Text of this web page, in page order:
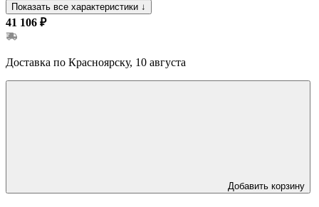
Показать все характеристики ↓
41 106 ₽
Доставка по Красноярску, 10 августа
Добавить корзину